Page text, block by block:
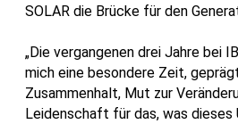
SOLAR die Brücke für den
„Die vergangenen drei Jahre bei
mich eine besondere Zeit,
Zusammenhalt, Mut zur
Leidenschaft für das, was dieses